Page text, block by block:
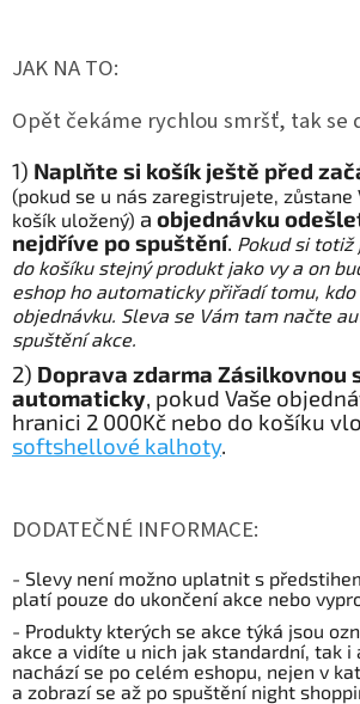
JAK NA TO:
Opět čekáme rychlou smršť, tak se
1) Naplňte si košík ještě před
(pokud se u nás zaregistrujete, zůstane
košík uložený) a objednávku
nejdříve po spuštění. Pokud si totiž
do košíku stejný produkt jako vy a on
eshop ho automaticky přiřadí tomu,
objednávku. Sleva se Vám tam načte
spuštění akce.
2) Doprava zdarma Zásilkovnou
automaticky, pokud Vaše
hranici 2 000Kč nebo do košíku
softshellové kalhoty.
DODATEČNÉ INFORMACE:
- Slevy není možno uplatnit s
platí pouze do ukončení akce nebo
- Produkty kterých se akce týká jsou
akce a vidíte u nich jak standardní, tak i
nachází se po celém eshopu, nejen v
a zobrazí se až po spuštění night